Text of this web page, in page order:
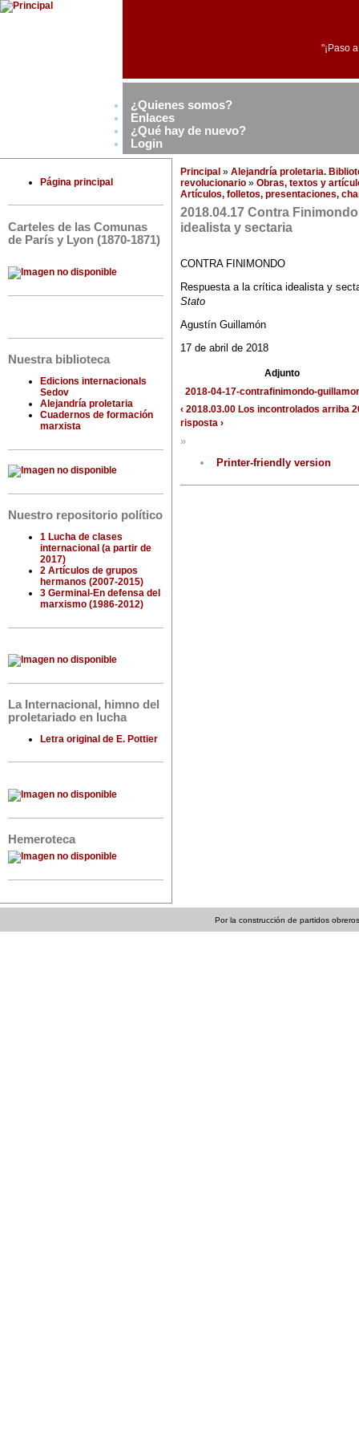
"¡Paso
¿Quienes somos?
Enlaces
¿Qué hay de nuevo?
Login
Página principal
Carteles de las Comunas
de París y Lyon (1870-1871)
Nuestra biblioteca
Edicions internacionals
Sedov
Alejandría proletaria
Cuadernos de formación
marxista
Nuestro repositorio político
1 Lucha de clases
internacional (a partir de
2017)
2 Artículos de grupos
hermanos (2007-2015)
3 Germinal-En defensa del
marxismo (1986-2012)
La Internacional, himno del
proletariado en lucha
Letra original de E. Pottier
Hemeroteca
Principal » Alejandría proletaria.
revolucionario » Obras, textos y
Artículos, folletos, presentaciones,
2018.04.17 Contra
idealista y sectaria
CONTRA FINIMONDO
Respuesta a la crítica idealista y
Stato
Agustín Guillamón
17 de abril de 2018
Adjunto
2018-04-17-contrafinimondo-
‹ 2018.03.00 Los incontrolados arriba
risposta ›
»
Printer-friendly version
Por la construcción de partidos